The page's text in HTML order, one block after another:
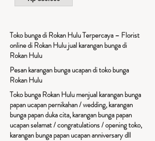
Toko bunga di Rokan Hulu Terpercaya – Florist
online di Rokan Hulu jual karangan bunga di
Rokan Hulu
Pesan karangan bunga ucapan di toko bunga
Rokan Hulu
Toko bunga Rokan Hulu menjual karangan bunga
papan ucapan pernikahan / wedding, karangan
bunga papan duka cita, karangan bunga papan
ucapan selamat / congratulations / opening toko,
karangan bunga papan ucapan anniversary dll